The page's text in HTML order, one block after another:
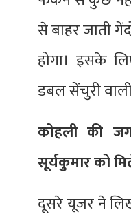
से बाहर जाती
होगा। इसके
डबल सेंचुरी
कोहली की
सूर्यकुमार को
दूसरे यूजर ने